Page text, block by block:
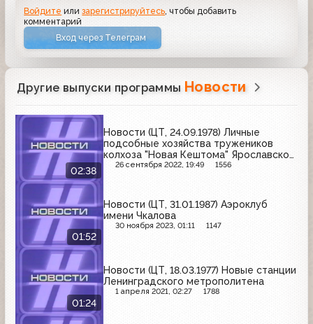
Войдите илизарегистрируйтесь , чтобы добавить
комментарий
Вход через Телеграм
Другие выпуски программы Новости
02:38
Новости (ЦТ, 24.09.1978) Личные
подсобные хозяйства тружеников
колхоза "Новая Кештома" Ярославской
области
26 сентября 2022, 19:49 1556
01:52
Новости (ЦТ, 31.01.1987) Аэроклуб
имени Чкалова
30 ноября 2023, 01:11 1147
01:24
Новости (ЦТ, 18.03.1977) Новые станции
Ленинградского метрополитена
1 апреля 2021, 02:27 1788